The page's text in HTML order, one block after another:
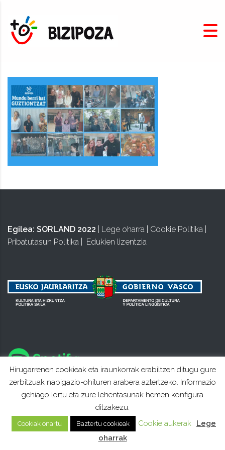
Egilea: SORLAND 2022 Lege oharra Cookie Politika
Pribatutasun Politika
Edukien lizentzia
Hirugarrenen cookieak eta iraunkorrak erabiltzen ditugu gure
zerbitzuak nabigazio-ohituren arabera aztertzeko. Informazio
gehiago lortu eta zure lehentasunak hemen konfigura
ditzakezu.
Cookiak onartu Baztertu cookieak Cookie aukerak
Lege
oharrak